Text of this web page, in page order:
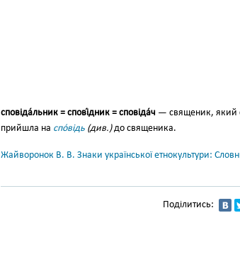
сповіда́льник = спові́дник = сповіда́ч — священик, який
прийшла на спо́відь (див.)до священика.
Жайворонок В. В. Знаки української етнокультури:
Поділитись: